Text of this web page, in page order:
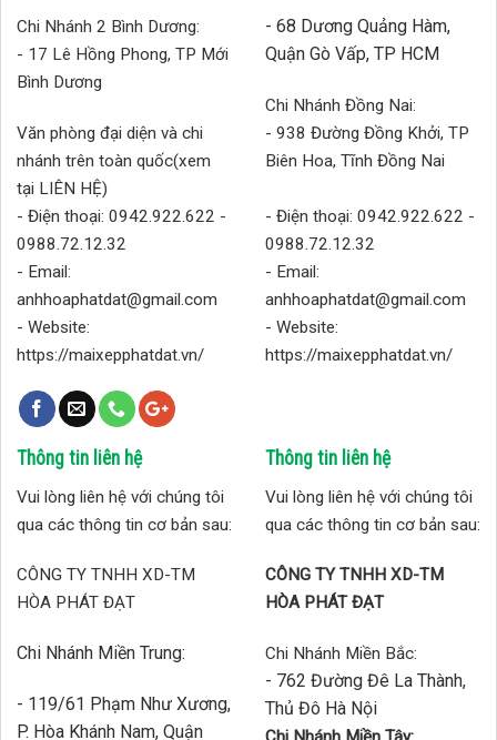
Chi Nhánh 2 Bình Dương:
- 17 Lê Hồng Phong, TP Mới
Bình Dương
Văn phòng đại diện và chi
nhánh trên toàn quốc(xem
tại LIÊN HỆ)
- Điện thoại: 0942.922.622 -
0988.72.12.32
- Email:
anhhoaphatdat@gmail.com
- Website:
https://maixepphatdat.vn/
- 68 Dương Quảng Hàm,
Quận Gò Vấp, TP HCM
Chi Nhánh Đồng Nai:
- 938 Đường Đồng Khởi, TP
Biên Hoa, Tĩnh Đồng Nai
- Điện thoại: 0942.922.622 -
0988.72.12.32
- Email:
anhhoaphatdat@gmail.com
- Website:
https://maixepphatdat.vn/
Thông tin liên hệ
Vui lòng liên hệ với chúng tôi
qua các thông tin cơ bản sau:
CÔNG TY TNHH XD-TM
HÒA PHÁT ĐẠT
Chi Nhánh Miền Trung:
- 119/61 Phạm Như Xương,
P. Hòa Khánh Nam, Quận
Thông tin liên hệ
Vui lòng liên hệ với chúng tôi
qua các thông tin cơ bản sau:
CÔNG TY TNHH XD-TM
HÒA PHÁT ĐẠT
Chi Nhánh Miền Bắc:
- 762 Đường Đê La Thành,
Thủ Đô Hà Nội